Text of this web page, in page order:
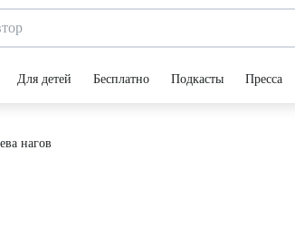
Для детей Бесплатно Подкасты Пресса
нагов